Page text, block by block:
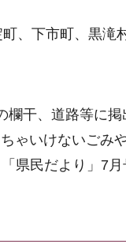
、下市町、黒滝
欄干、道路等に掲
ゃいけないごみや
県民だより」7月